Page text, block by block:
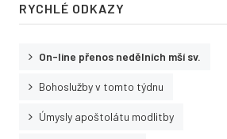
RYCHLÉ ODKAZY
On-line přenos nedělních mší sv.
Bohoslužby v tomto týdnu
Úmysly apoštolátu modlitby